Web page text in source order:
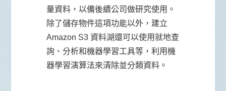
量資料，以備後續公司做研究使用。
除了儲存物件這項功能以外，建立
Amazon S3 資料湖還可以使用就地查
詢、分析和機器學習工具等，利用機
器學習演算法來清除並分類資料。